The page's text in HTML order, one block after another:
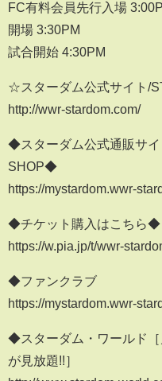
FC有料会員先行入場
開場 3:30PM
試合開始 4:30PM
☆スターダム公式サイト/
http://wwr-stardom.com/
◆スターダム公式通販サ
SHOP◆
https://mystardom.wwr-
◆チケット購入はこちら◆
https://w.pia.jp/t/wwr-
◆ファンクラブ
https://mystardom.wwr-
◆スターダム・ワールド
が見放題!!］